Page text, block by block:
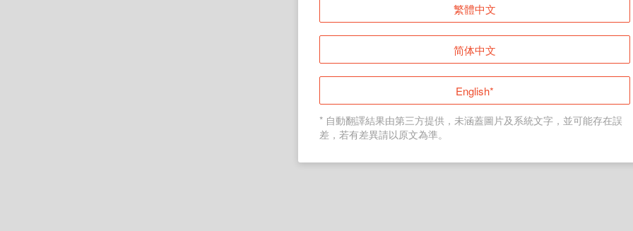
登入
返回首頁
繁體中文
简体中文
English*
* 自動翻譯結果由第三方提供，未涵蓋圖片及系統文字，並可能存在誤
差，若有差異請以原文為準。